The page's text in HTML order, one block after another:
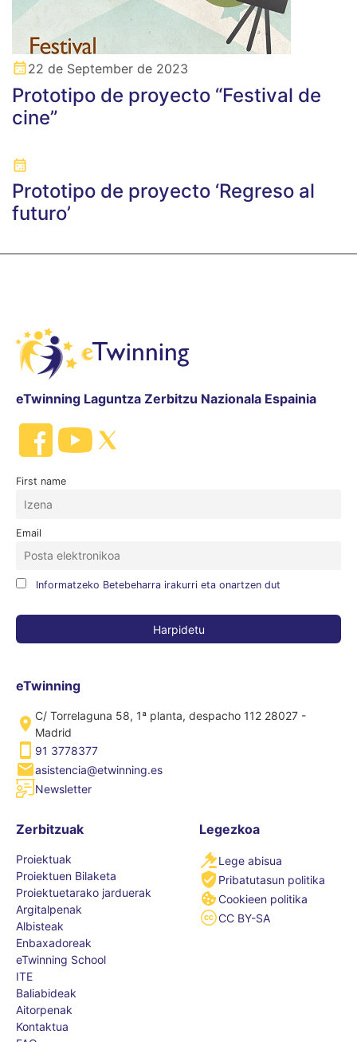
22 de September de 2023
Prototipo de proyecto “Festival de
cine”
Prototipo de proyecto ‘Regreso al
futuro’
eTwinning Laguntza Zerbitzu Nazionala Espainia
First name
Email
Informatzeko Betebeharra irakurri eta onartzen dut
eTwinning
C/ Torrelaguna 58, 1ª planta, despacho 112 28027 -
Madrid
91 3778377
asistencia@etwinning.es
Newsletter
Zerbitzuak
Proiektuak
Proiektuen Bilaketa
Proiektuetarako jarduerak
Argitalpenak
Albisteak
Enbaxadoreak
eTwinning School
ITE
Baliabideak
Aitorpenak
Kontaktua
Legezkoa
Lege abisua
Pribatutasun politika
Cookieen politika
CC BY-SA